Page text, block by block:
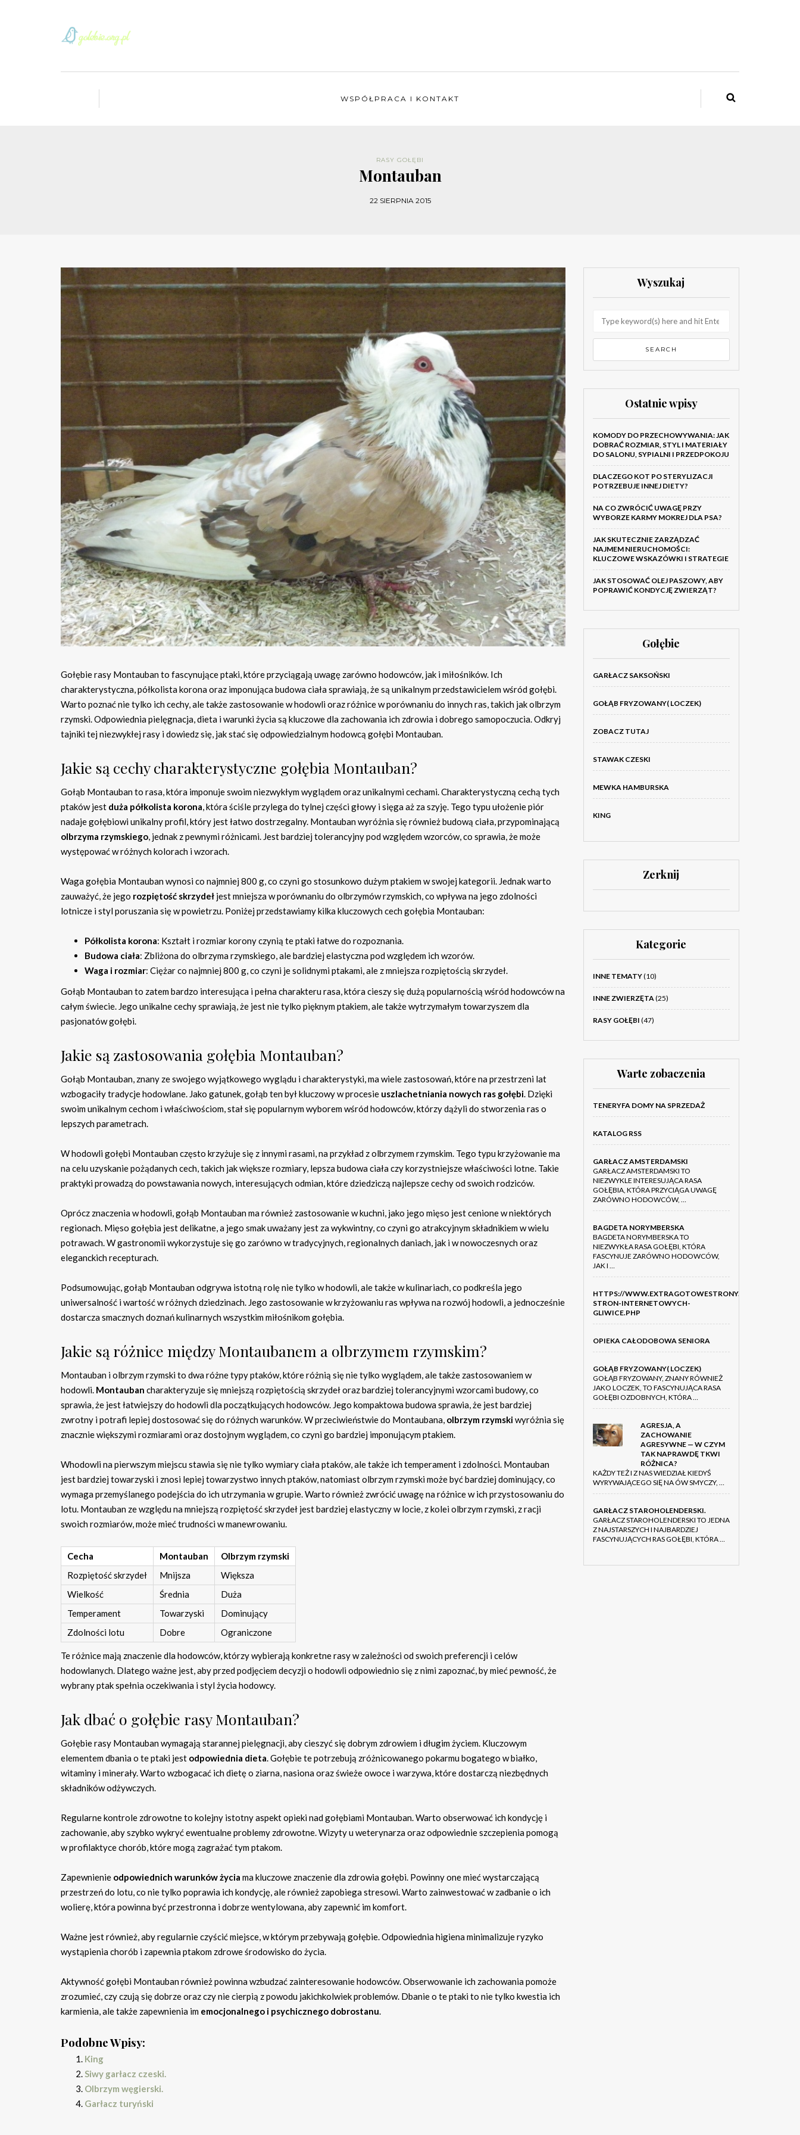
WSPÓŁPRACA I KONTAKT
RASY GOŁĘBI
Montauban
22 SIERPNIA 2015
Gołębie rasy Montauban to fascynujące ptaki, które przyciągają uwagę zarówno hodowców, jak i miłośników. Ich
charakterystyczna, półkolista korona oraz imponująca budowa ciała sprawiają, że są unikalnym przedstawicielem wśród gołębi.
Warto poznać nie tylko ich cechy, ale także zastosowanie w hodowli oraz różnice w porównaniu do innych ras, takich jak olbrzym
rzymski. Odpowiednia pielęgnacja, dieta i warunki życia są kluczowe dla zachowania ich zdrowia i dobrego samopoczucia. Odkryj
tajniki tej niezwykłej rasy i dowiedz się, jak stać się odpowiedzialnym hodowcą gołębi Montauban.
Jakie są cechy charakterystyczne gołębia Montauban?
Gołąb Montauban to rasa, która imponuje swoim niezwykłym wyglądem oraz unikalnymi cechami. Charakterystyczną cechą tych
ptaków jest duża półkolista korona, która ściśle przylega do tylnej części głowy i sięga aż za szyję. Tego typu ułożenie piór
nadaje gołębiowi unikalny profil, który jest łatwo dostrzegalny. Montauban wyróżnia się również budową ciała, przypominającą
olbrzyma rzymskiego, jednak z pewnymi różnicami. Jest bardziej tolerancyjny pod względem wzorców, co sprawia, że może
występować w różnych kolorach i wzorach.
Waga gołębia Montauban wynosi co najmniej 800 g, co czyni go stosunkowo dużym ptakiem w swojej kategorii. Jednak warto
zauważyć, że jego rozpiętość skrzydeł jest mniejsza w porównaniu do olbrzymów rzymskich, co wpływa na jego zdolności
lotnicze i styl poruszania się w powietrzu. Poniżej przedstawiamy kilka kluczowych cech gołębia Montauban:
Półkolista korona: Kształt i rozmiar korony czynią te ptaki łatwe do rozpoznania.
Budowa ciała: Zbliżona do olbrzyma rzymskiego, ale bardziej elastyczna pod względem ich wzorów.
Waga i rozmiar: Ciężar co najmniej 800 g, co czyni je solidnymi ptakami, ale z mniejsza rozpiętością skrzydeł.
Gołąb Montauban to zatem bardzo interesująca i pełna charakteru rasa, która cieszy się dużą popularnością wśród hodowców na
całym świecie. Jego unikalne cechy sprawiają, że jest nie tylko pięknym ptakiem, ale także wytrzymałym towarzyszem dla
pasjonatów gołębi.
Jakie są zastosowania gołębia Montauban?
Gołąb Montauban, znany ze swojego wyjątkowego wyglądu i charakterystyki, ma wiele zastosowań, które na przestrzeni lat
wzbogaciły tradycje hodowlane. Jako gatunek, gołąb ten był kluczowy w procesie uszlachetniania nowych ras gołębi. Dzięki
swoim unikalnym cechom i właściwościom, stał się popularnym wyborem wśród hodowców, którzy dążyli do stworzenia ras o
lepszych parametrach.
W hodowli gołębi Montauban często krzyżuje się z innymi rasami, na przykład z olbrzymem rzymskim. Tego typu krzyżowanie ma
na celu uzyskanie pożądanych cech, takich jak większe rozmiary, lepsza budowa ciała czy korzystniejsze właściwości lotne. Takie
praktyki prowadzą do powstawania nowych, interesujących odmian, które dziedziczą najlepsze cechy od swoich rodziców.
Oprócz znaczenia w hodowli, gołąb Montauban ma również zastosowanie w kuchni, jako jego mięso jest cenione w niektórych
regionach. Mięso gołębia jest delikatne, a jego smak uważany jest za wykwintny, co czyni go atrakcyjnym składnikiem w wielu
potrawach. W gastronomii wykorzystuje się go zarówno w tradycyjnych, regionalnych daniach, jak i w nowoczesnych oraz
eleganckich recepturach.
Podsumowując, gołąb Montauban odgrywa istotną rolę nie tylko w hodowli, ale także w kulinariach, co podkreśla jego
uniwersalność i wartość w różnych dziedzinach. Jego zastosowanie w krzyżowaniu ras wpływa na rozwój hodowli, a jednocześnie
dostarcza smacznych doznań kulinarnych wszystkim miłośnikom gołębia.
Jakie są różnice między Montaubanem a olbrzymem rzymskim?
Montauban i olbrzym rzymski to dwa różne typy ptaków, które różnią się nie tylko wyglądem, ale także zastosowaniem w
hodowli. Montauban charakteryzuje się mniejszą rozpiętością skrzydeł oraz bardziej tolerancyjnymi wzorcami budowy, co
sprawia, że jest łatwiejszy do hodowli dla początkujących hodowców. Jego kompaktowa budowa sprawia, że jest bardziej
zwrotny i potrafi lepiej dostosować się do różnych warunków. W przeciwieństwie do Montaubana, olbrzym rzymskiwyróżnia się
znacznie większymi rozmiarami oraz dostojnym wyglądem, co czyni go bardziej imponującym ptakiem.
Whodowli na pierwszym miejscu stawia się nie tylko wymiary ciała ptaków, ale także ich temperament i zdolności. Montauban
jest bardziej towarzyski i znosi lepiej towarzystwo innych ptaków, natomiast olbrzym rzymski może być bardziej dominujący, co
wymaga przemyślanego podejścia do ich utrzymania w grupie. Warto również zwrócić uwagę na różnice w ich przystosowaniu do
lotu. Montauban ze względu na mniejszą rozpiętość skrzydeł jest bardziej elastyczny w locie, z kolei olbrzym rzymski, z racji
swoich rozmiarów, może mieć trudności w manewrowaniu.
Cecha Montauban
Olbrzym rzymski
Rozpiętość skrzydeł
Mnijsza
Większa
Wielkość
Średnia
Duża
Temperament
Towarzyski
Dominujący
Zdolności lotu
Dobre Ograniczone
Te różnice mają znaczenie dla hodowców, którzy wybierają konkretne rasy w zależności od swoich preferencji i celów
hodowlanych. Dlatego ważne jest, aby przed podjęciem decyzji o hodowli odpowiednio się z nimi zapoznać, by mieć pewność, że
wybrany ptak spełnia oczekiwania i styl życia hodowcy.
Jak dbać o gołębie rasy Montauban?
Gołębie rasy Montauban wymagają starannej pielęgnacji, aby cieszyć się dobrym zdrowiem i długim życiem. Kluczowym
elementem dbania o te ptaki jest odpowiednia dieta. Gołębie te potrzebują zróżnicowanego pokarmu bogatego w białko,
witaminy i minerały. Warto wzbogacać ich dietę o ziarna, nasiona oraz świeże owoce i warzywa, które dostarczą niezbędnych
składników odżywczych.
Regularne kontrole zdrowotne to kolejny istotny aspekt opieki nad gołębiami Montauban. Warto obserwować ich kondycję i
zachowanie, aby szybko wykryć ewentualne problemy zdrowotne. Wizyty u weterynarza oraz odpowiednie szczepienia pomogą
w profilaktyce chorób, które mogą zagrażać tym ptakom.
Zapewnienie odpowiednich warunków życia ma kluczowe znaczenie dla zdrowia gołębi. Powinny one mieć wystarczającą
przestrzeń do lotu, co nie tylko poprawia ich kondycję, ale również zapobiega stresowi. Warto zainwestować w zadbanie o ich
wolierę, która powinna być przestronna i dobrze wentylowana, aby zapewnić im komfort.
Ważne jest również, aby regularnie czyścić miejsce, w którym przebywają gołębie. Odpowiednia higiena minimalizuje ryzyko
wystąpienia chorób i zapewnia ptakom zdrowe środowisko do życia.
Aktywność gołębi Montauban również powinna wzbudzać zainteresowanie hodowców. Obserwowanie ich zachowania pomoże
zrozumieć, czy czują się dobrze oraz czy nie cierpią z powodu jakichkolwiek problemów. Dbanie o te ptaki to nie tylko kwestia ich
karmienia, ale także zapewnienia im emocjonalnego i psychicznego dobrostanu.
Podobne Wpisy:
King
Siwy garłacz czeski.
Olbrzym węgierski.
Garłacz turyński
Wyszukaj
Ostatnie wpisy
KOMODY DO PRZECHOWYWANIA: JAK
DOBRAĆ ROZMIAR, STYL I MATERIAŁY
DO SALONU, SYPIALNI I PRZEDPOKOJU
DLACZEGO KOT PO STERYLIZACJI
POTRZEBUJE INNEJ DIETY?
NA CO ZWRÓCIĆ UWAGĘ PRZY
WYBORZE KARMY MOKREJ DLA PSA?
JAK SKUTECZNIE ZARZĄDZAĆ
NAJMEM NIERUCHOMOŚCI:
KLUCZOWE WSKAZÓWKI I STRATEGIE
JAK STOSOWAĆ OLEJ PASZOWY, ABY
POPRAWIĆ KONDYCJĘ ZWIERZĄT?
Gołębie
GARŁACZ SAKSOŃSKI
GOŁĄB FRYZOWANY( LOCZEK)
ZOBACZ TUTAJ
STAWAK CZESKI
MEWKA HAMBURSKA
KING
Zerknij
Kategorie
INNE TEMATY(10)
INNE ZWIERZĘTA(25)
RASY GOŁĘBI (47)
Warte zobaczenia
TENERYFA DOMY NA SPRZEDAŻ
KATALOG RSS
GARŁACZ AMSTERDAMSKI
GARŁACZ AMSTERDAMSKI TO
NIEZWYKLE INTERESUJĄCA RASA
GOŁĘBIA, KTÓRA PRZYCIĄGA UWAGĘ
ZARÓWNO HODOWCÓW, …
BAGDETA NORYMBERSKA
BAGDETA NORYMBERSKA TO
NIEZWYKŁA RASA GOŁĘBI, KTÓRA
FASCYNUJE ZARÓWNO HODOWCÓW,
JAK I …
HTTPS://WWW.EXTRAGOTOWESTRONY.PL/SLASK/
STRON-INTERNETOWYCH-
GLIWICE.PHP
OPIEKA CAŁODOBOWA SENIORA
GOŁĄB FRYZOWANY( LOCZEK)
GOŁĄB FRYZOWANY, ZNANY RÓWNIEŻ
JAKO LOCZEK, TO FASCYNUJĄCA RASA
GOŁĘBI OZDOBNYCH, KTÓRA …
AGRESJA, A
ZACHOWANIE
AGRESYWNE — W CZYM
TAK NAPRAWDĘ TKWI
RÓŻNICA?
KAŻDY TEŻ I Z NAS WIEDZIAŁ KIEDYŚ
WYRYWAJĄCEGO SIĘ NA ÓW SMYCZY, …
GARŁACZ STAROHOLENDERSKI.
GARŁACZ STAROHOLENDERSKI TO JEDNA
Z NAJSTARSZYCH I NAJBARDZIEJ
FASCYNUJĄCYCH RAS GOŁĘBI, KTÓRA …